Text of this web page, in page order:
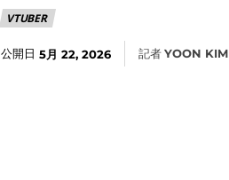
VTUBER
公開日 5月 22, 2026 記者YOON KIM